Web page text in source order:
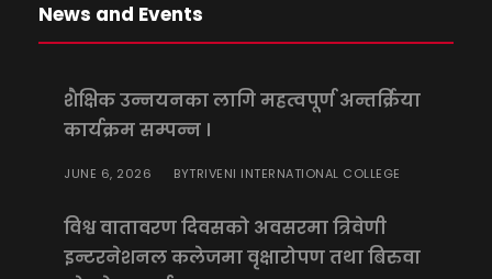
News and Events
शैक्षिक उन्नयनका लागि महत्वपूर्ण अन्तर्क्रिया
कार्यक्रम सम्पन्न ।
JUNE 6, 2026 BYTRIVENI INTERNATIONAL COLLEGE
विश्व वातावरण दिवसको अवसरमा त्रिवेणी
इन्टरनेशनल कलेजमा वृक्षारोपण तथा बिरुवा